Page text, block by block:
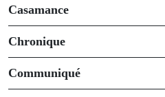
Casamance
Chronique
Communiqué